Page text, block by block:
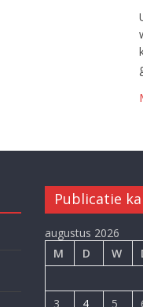
Publicatie
augustus 2026
M
D W
3
4 5